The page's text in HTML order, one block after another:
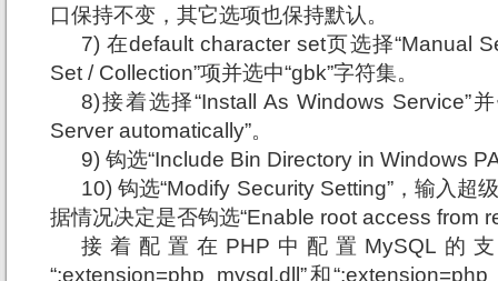
口保持不变，其它选项也保持默认。
7) 在default character set页选择“Manual
Set / Collection”项并选中“gbk”字符集。
8)接着选择“Install As Windows Service”
Server automatically”。
9) 钩选“Include Bin Directory in Windows
10) 钩选“Modify Security Setting”，输入超
据情况决定是否钩选“Enable root access from
接着配置在 PHP中配置MySQL的
“;extension=php_mysql.dll”和